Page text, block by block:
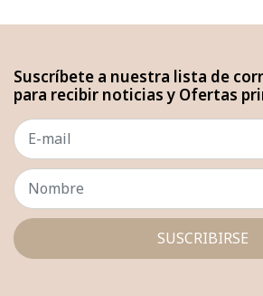
Suscríbete a nuestra lista de
para recibir noticias y Ofertas
SUSCRIBIRSE